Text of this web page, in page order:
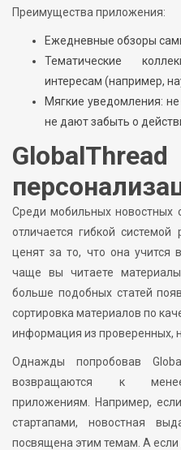
Преимущества приложения:
Ежедневные обзоры
Тематические
интересам (например,
Мягкие уведомления:
не дают забыть о
Среди мобильных новостных
отличается гибкой
ценят за то, что она учится
чаще вы читаете
больше подобных статей
сортировка материалов по
информация из проверенных,
Однажды попробовав
возвращаются к менее
приложениям. Например,
стартапами, новостная
посвящена этим темам. А